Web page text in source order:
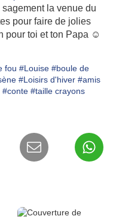
la venue du
pour faire de jolies
pour toi et ton Papa ☺
fou #Louise #boule de
#Loisirs d'hiver #amis
#conte #taille crayons